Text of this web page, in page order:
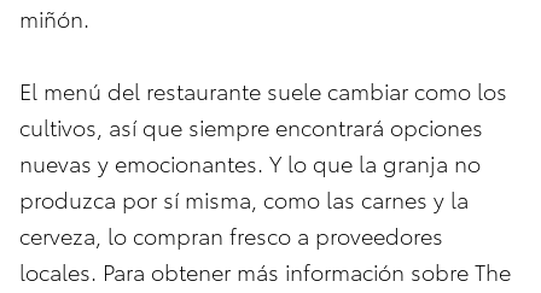
miñón.
El menú del restaurante suele cambiar como los
cultivos, así que siempre encontrará opciones
nuevas y emocionantes. Y lo que la granja no
produzca por sí misma, como las carnes y la
cerveza, lo compran fresco a proveedores
locales. Para obtener más información sobre The